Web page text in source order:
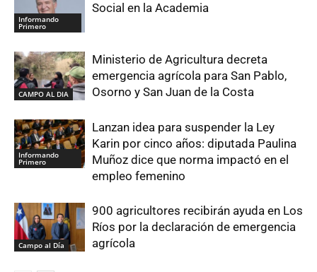
Informando
Primero
Social en la Academia
CAMPO AL DIA
Ministerio de Agricultura decreta
emergencia agrícola para San Pablo,
Osorno y San Juan de la Costa
Informando
Primero
Lanzan idea para suspender la Ley
Karin por cinco años: diputada Paulina
Muñoz dice que norma impactó en el
empleo femenino
Campo al Día
900 agricultores recibirán ayuda en Los
Ríos por la declaración de emergencia
agrícola